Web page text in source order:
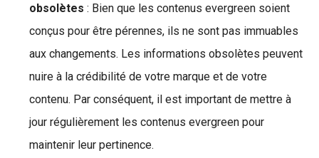
obsolètes : Bien que les contenus evergreen soient
conçus pour être pérennes, ils ne sont pas immuables
aux changements. Les informations obsolètes peuvent
nuire à la crédibilité de votre marque et de votre
contenu. Par conséquent, il est important de mettre à
jour régulièrement les contenus evergreen pour
maintenir leur pertinence.